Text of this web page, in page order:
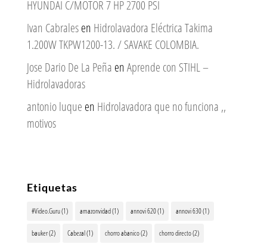
HYUNDAI C/MOTOR 7 HP 2700 PSI
Ivan Cabralesen Hidrolavadora Eléctrica Takima
1.200W TKPW1200-13. / SAVAKE COLOMBIA.
Jose Dario De La Peña enAprende con STIHL –
Hidrolavadoras
antonio luque en Hidrolavadora que no funciona ,,
motivos
Etiquetas
#Video.Guru(1) amazonvidad(1) annovi 620(1) annovi 630(1)
bauker(2) Cabezal(1) chorro abanico(2) chorro directo(2)